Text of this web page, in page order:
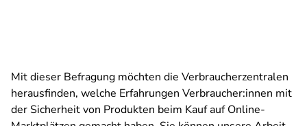
Mit dieser Befragung möchten die Verbraucherzentralen
herausfinden, welche Erfahrungen Verbraucher:innen mit
der Sicherheit von Produkten beim Kauf auf Online-